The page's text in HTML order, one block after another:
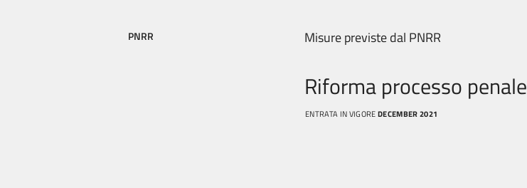
PNRR Misure previste dal PNRR
Riforma processo penale
ENTRATA IN VIGOREDECEMBER 2021